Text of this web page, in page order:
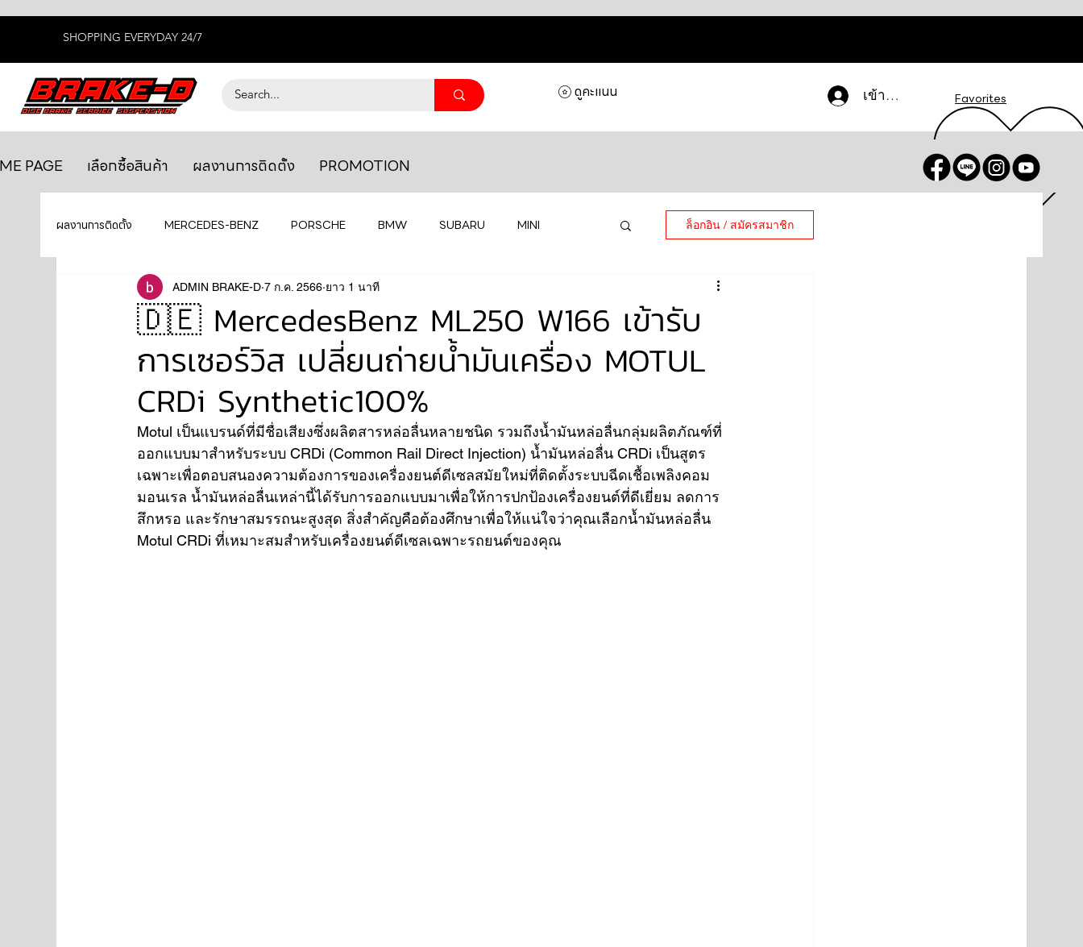
SHOPPING EVERYDAY 24/7
เข้าสู่ระบบ Favorites
ดูคะแนน
PAGE เลือกซื้อสินค้า ผลงานการติดตั้ง PROMOTION
ผลงานการติดตั้ง MERCEDES-BENZ PORSCHE BMW SUBARU MINI
BENTLEY LEXUS ยางรถยนต์ AUDI MASERATI
MAHLE MAZDA TOYOTA HONDA VOLKSWAGEN JEEP
FORD JAGUAR RANGE ROVER FERRARI
Aston Martin
ล็อกอิน / สมัครสมาชิก
🇩🇪 MercedesBenz ML250 W166 เข้ารับ
การเซอร์วิส เปลี่ยนถ่ายน้ำมันเครื่อง MOTUL
CRDi Synthetic100%
ADMIN BRAKE-D 7 ก.ค. 2566 ยาว 1 นาที
Motul เป็นแบรนด์ที่มีชื่อเสียงซึ่งผลิตสารหล่อลื่นหลายชนิด รวมถึงน้ำมันหล่อลื่นกลุ่มผลิตภัณฑ์ที่
ออกแบบมาสำหรับระบบ CRDi (Common Rail Direct Injection) น้ำมันหล่อลื่น CRDi เป็นสูตร
เฉพาะเพื่อตอบสนองความต้องการของเครื่องยนต์ดีเซลสมัยใหม่ที่ติดตั้งระบบฉีดเชื้อเพลิงคอม
มอนเรล น้ำมันหล่อลื่นเหล่านี้ได้รับการออกแบบมาเพื่อให้การปกป้องเครื่องยนต์ที่ดีเยี่ยม ลดการ
สึกหรอ และรักษาสมรรถนะสูงสุด สิ่งสำคัญคือต้องศึกษาเพื่อให้แน่ใจว่าคุณเลือกน้ำมันหล่อลื่น
Motul CRDi ที่เหมาะสมสำหรับเครื่องยนต์ดีเซลเฉพาะรถยนต์ของคุณ